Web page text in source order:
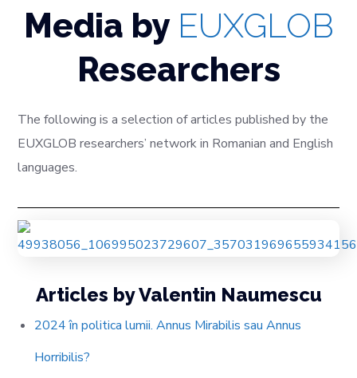
Media by EUXGLOB
Researchers
The following is a selection of articles published by the
EUXGLOB researchers’ network in Romanian and English
languages.
Articles by Valentin Naumescu
2024 în politica lumii. Annus Mirabilis sau Annus
Horribilis?